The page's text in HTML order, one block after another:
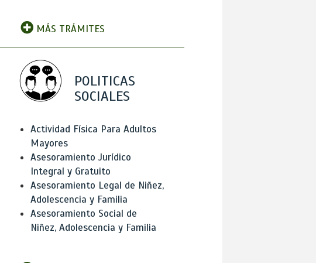
MÁS TRÁMITES
POLITICAS
SOCIALES
Actividad Física Para Adultos
Mayores
Asesoramiento Jurídico
Integral y Gratuito
Asesoramiento Legal de Niñez,
Adolescencia y Familia
Asesoramiento Social de
Niñez, Adolescencia y Familia